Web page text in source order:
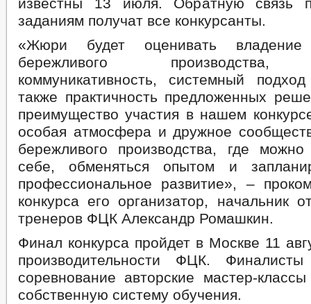
заданиям получат все конкурсанты.
«Жюри будет оценивать владение
бережливого производства,
коммуникативность, системный
также практичность предложенных
преимущество участия в нашем
особая атмосфера и дружное
бережливого производства, где
себе, обменяться опытом и
профессиональное развитие», –
конкурса его организатор, начальник
тренеров ФЦК Александр Ромашкин.
Финал конкурса пройдет в Москве 11
производительности ФЦК.
соревнование авторские мастер-
собственную систему обучения.